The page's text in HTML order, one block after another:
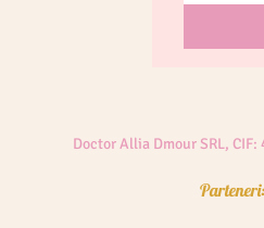
Doctor Allia Dmour SRL,
Parteneri: